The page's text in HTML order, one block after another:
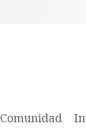
Comunidad